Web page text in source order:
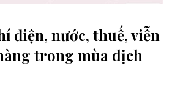
điện, nước, thuế, viễn
trong mùa dịch